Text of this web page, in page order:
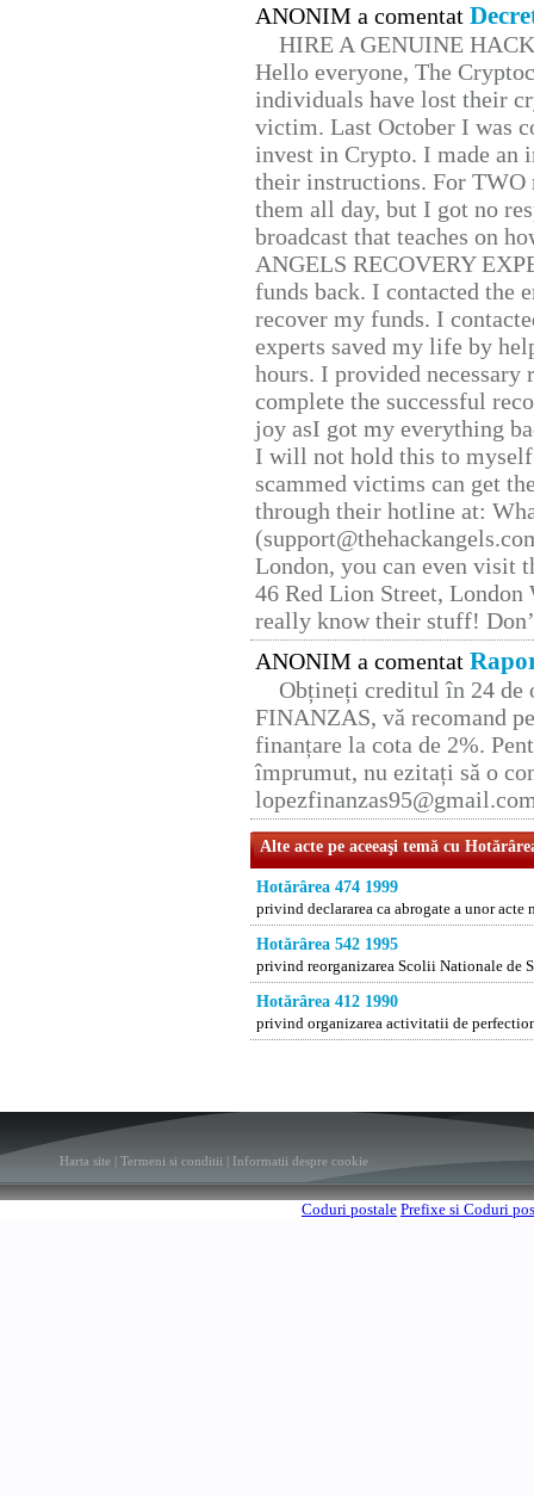
ANONIM a comentat
HIRE A GENUINE
Hello everyone, The
individuals have lost their
victim. Last October I was
invest in Crypto. I made
their instructions. For TWO
them all day, but I got no
broadcast that teaches on
ANGELS RECOVERY
funds back. I contacted the
recover my funds. I
experts saved my life by
hours. I provided
complete the successful
joy asI got my everything
I will not hold this to
scammed victims can get
through their hotline at:
London, you can even visit
46 Red Lion Street, London
really know their stuff!
ANONIM a comentat
Obțineți creditul în 24 de
FINANZAS, vă recomand
finanțare la cota de 2%.
împrumut, nu ezitați să o
Alte acte pe aceeaşi temă cu
Hotărârea 474 1999
privind declararea ca abrogate a unor acte
Hotărârea 542 1995
privind reorganizarea Scolii Nationale de
Hotărârea 412 1990
privind organizarea activitatii de
Harta site Termeni si conditii Informatii despre cookie
Coduri postale Prefixe si Coduri